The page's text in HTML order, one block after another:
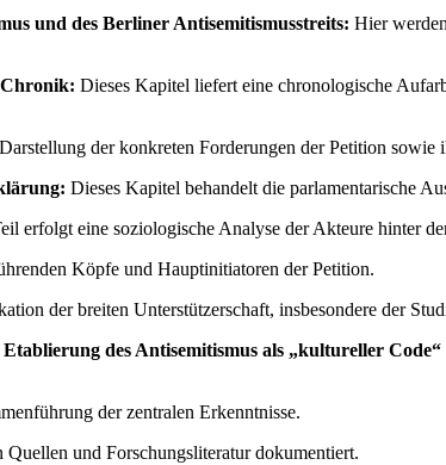
und des Berliner Antisemitismusstreits: Hier
Chronik: Dieses Kapitel liefert eine chronologische
der konkreten Forderungen der Petition sowie
Dieses Kapitel behandelt die parlamentarische
erfolgt eine soziologische Analyse der Akteure hinter
Köpfe und Hauptinitiatoren der Petition.
der breiten Unterstützerschaft, insbesondere der
des Antisemitismus als „kultureller
der zentralen Erkenntnisse.
und Forschungsliteratur dokumentiert.